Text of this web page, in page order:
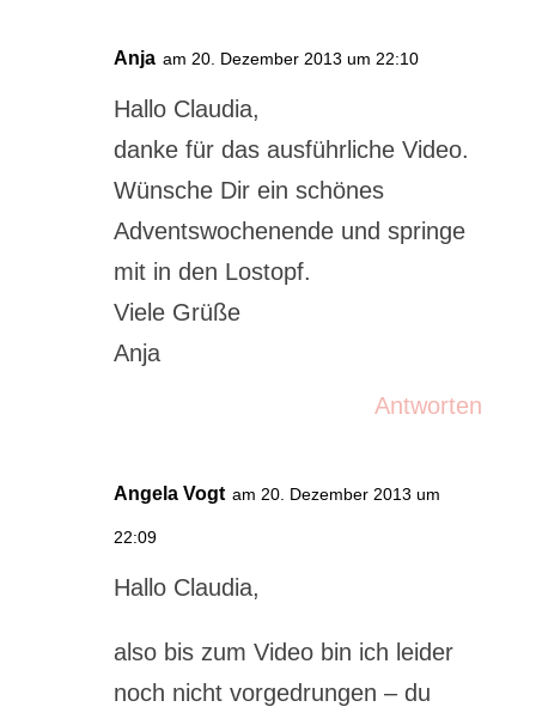
Anja am 20. Dezember 2013 um 22:10
Hallo Claudia,
danke für das ausführliche Video.
Wünsche Dir ein schönes
Adventswochenende und springe
mit in den Lostopf.
Viele Grüße
Anja
Antworten
Angela Vogt am 20. Dezember 2013 um
22:09
Hallo Claudia,
also bis zum Video bin ich leider
noch nicht vorgedrungen – du